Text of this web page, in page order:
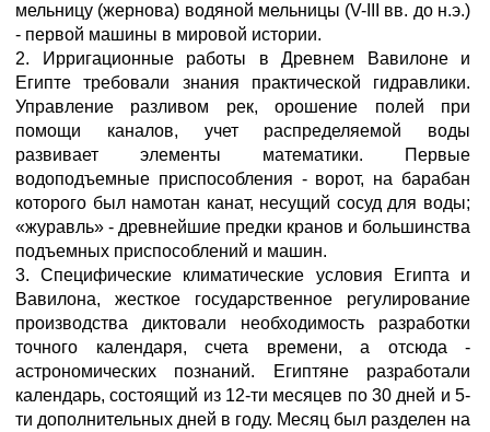
мельницу (жернова) водяной мельницы (V-III вв. до н.э.)
- первой машины в мировой истории.
2. Ирригационные работы в Древнем Вавилоне и
Египте требовали знания практической гидравлики.
Управление разливом рек, орошение полей при
помощи каналов, учет распределяемой воды
развивает элементы математики. Первые
водоподъемные приспособления - ворот, на барабан
которого был намотан канат, несущий сосуд для воды;
«журавль» - древнейшие предки кранов и большинства
подъемных приспособлений и машин.
3. Специфические климатические условия Египта и
Вавилона, жесткое государственное регулирование
производства диктовали необходимость разработки
точного календаря, счета времени, а отсюда -
астрономических познаний. Египтяне разработали
календарь, состоящий из 12-ти месяцев по 30 дней и 5-
ти дополнительных дней в году. Месяц был разделен на